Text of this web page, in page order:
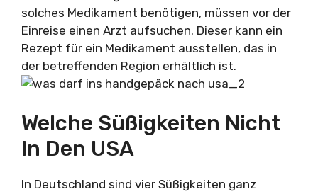
solches Medikament benötigen, müssen vor der
Einreise einen Arzt aufsuchen. Dieser kann ein
Rezept für ein Medikament ausstellen, das in
der betreffenden Region erhältlich ist.
Welche Süßigkeiten Nicht
In Den USA
In Deutschland sind vier Süßigkeiten ganz